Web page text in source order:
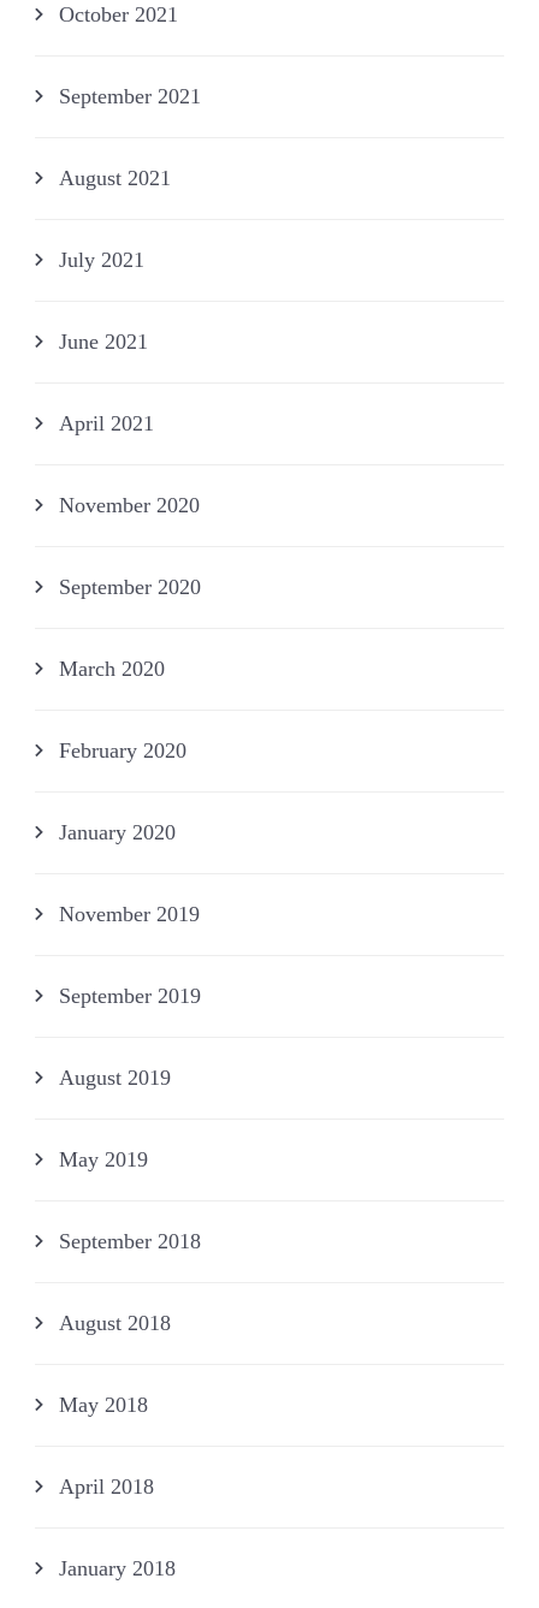
October 2021
September 2021
August 2021
July 2021
June 2021
April 2021
November 2020
September 2020
March 2020
February 2020
January 2020
November 2019
September 2019
August 2019
May 2019
September 2018
August 2018
May 2018
April 2018
January 2018